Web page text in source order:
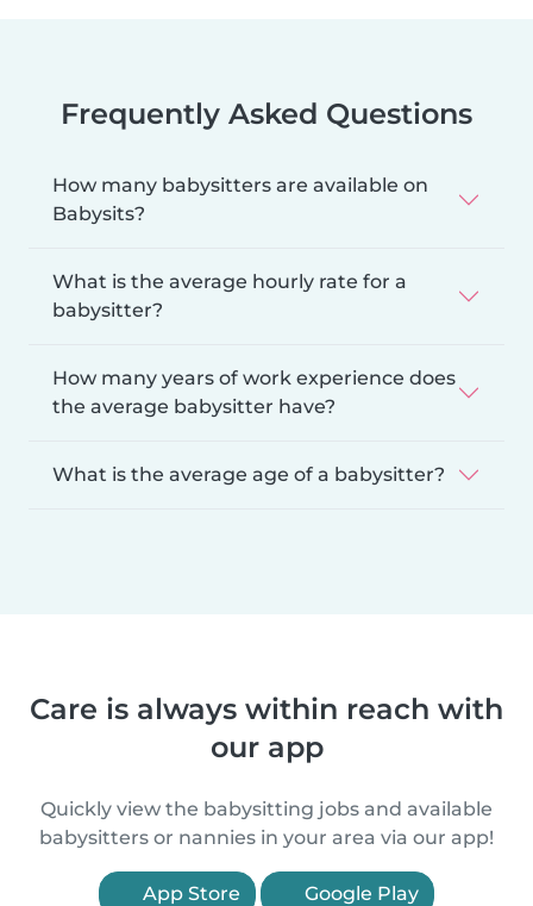
Frequently Asked Questions
How many babysitters are available on
Babysits?
What is the average hourly rate for a
babysitter?
How many years of work experience does
the average babysitter have?
What is the average age of a babysitter?
Care is always within reach with
our app
Quickly view the babysitting jobs and available
babysitters or nannies in your area via our app!
App Store Google Play